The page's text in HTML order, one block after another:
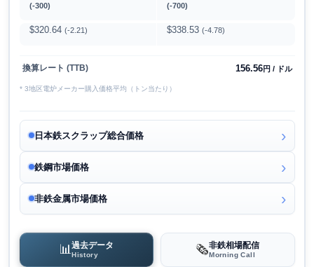
(-300) (-700)
$320.64 (-2.21) $338.53 (-4.78)
換算レート (TTB) 156.56円 / ドル
* 3地区電炉メーカー購入価格平均（トン当たり）
日本鉄スクラップ総合価格
鉄鋼市場価格
非鉄金属市場価格
📊過去データ
History 🗞️非鉄相場配信
Morning Call